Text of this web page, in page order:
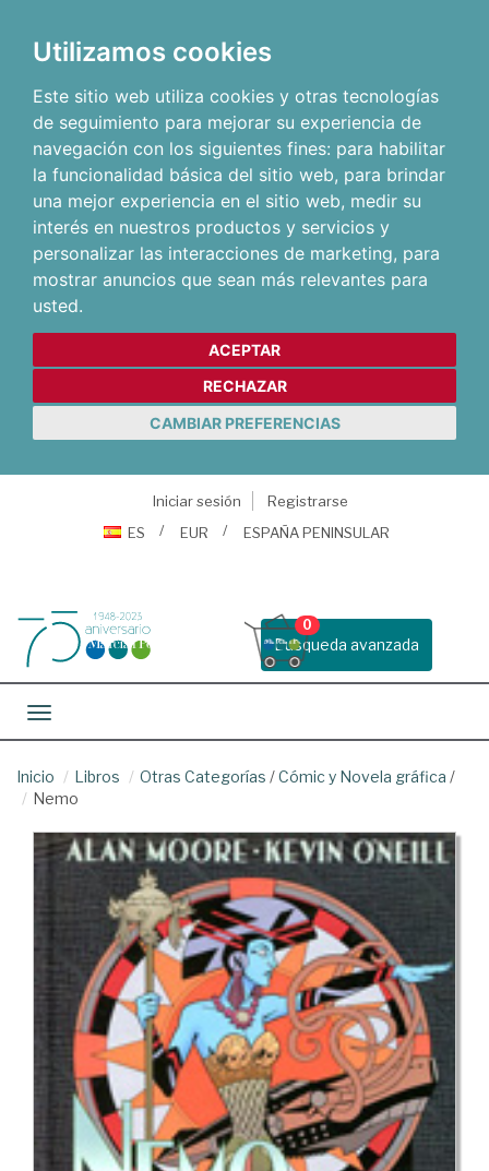
Utilizamos cookies
Este sitio web utiliza cookies y otras tecnologías
de seguimiento para mejorar su experiencia de
navegación con los siguientes fines: para habilitar
la funcionalidad básica del sitio web, para brindar
una mejor experiencia en el sitio web, medir su
interés en nuestros productos y servicios y
personalizar las interacciones de marketing, para
mostrar anuncios que sean más relevantes para
usted.
ACEPTAR
RECHAZAR
CAMBIAR PREFERENCIAS
Iniciar sesión
Registrarse
ES
EUR ESPAÑA PENINSULAR
Busqueda avanzada
0
Toggle navigation
Inicio Libros Otras Categorías /Cómic y Novela gráfica /
Nemo